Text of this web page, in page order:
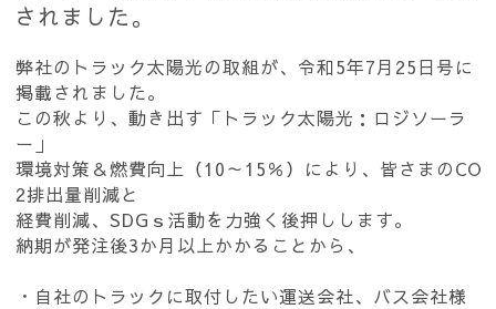
されました。
弊社のトラック太陽光の取組が、令和5年7月25日号に
掲載されました。
この秋より、動き出す「トラック太陽光：ロジソーラ
ー」
環境対策＆燃費向上（10～15％）により、皆さまのCO
2排出量削減と
経費削減、SDGｓ活動を力強く後押しします。
納期が発注後3か月以上かかることから、
・自社のトラックに取付したい運送会社、バス会社様